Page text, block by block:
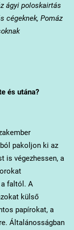
ágyi poloskairtás
cégeknek, Pomáz
és utána?
pakoljon ki az
is végezhessen, a
faltól. A
külső
papírokat, a
Általánosságban